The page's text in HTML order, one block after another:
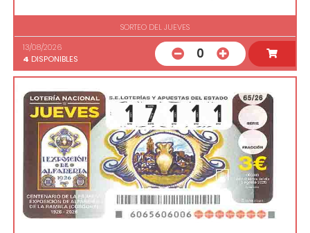
SORTEO DEL JUEVES
13/08/2026
4 DISPONIBLES 0